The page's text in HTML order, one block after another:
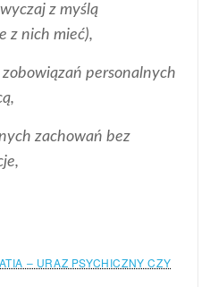
z myślą
z nich mieć),
personalnych
zachowań bez
– URAZ PSYCHICZNY CZY